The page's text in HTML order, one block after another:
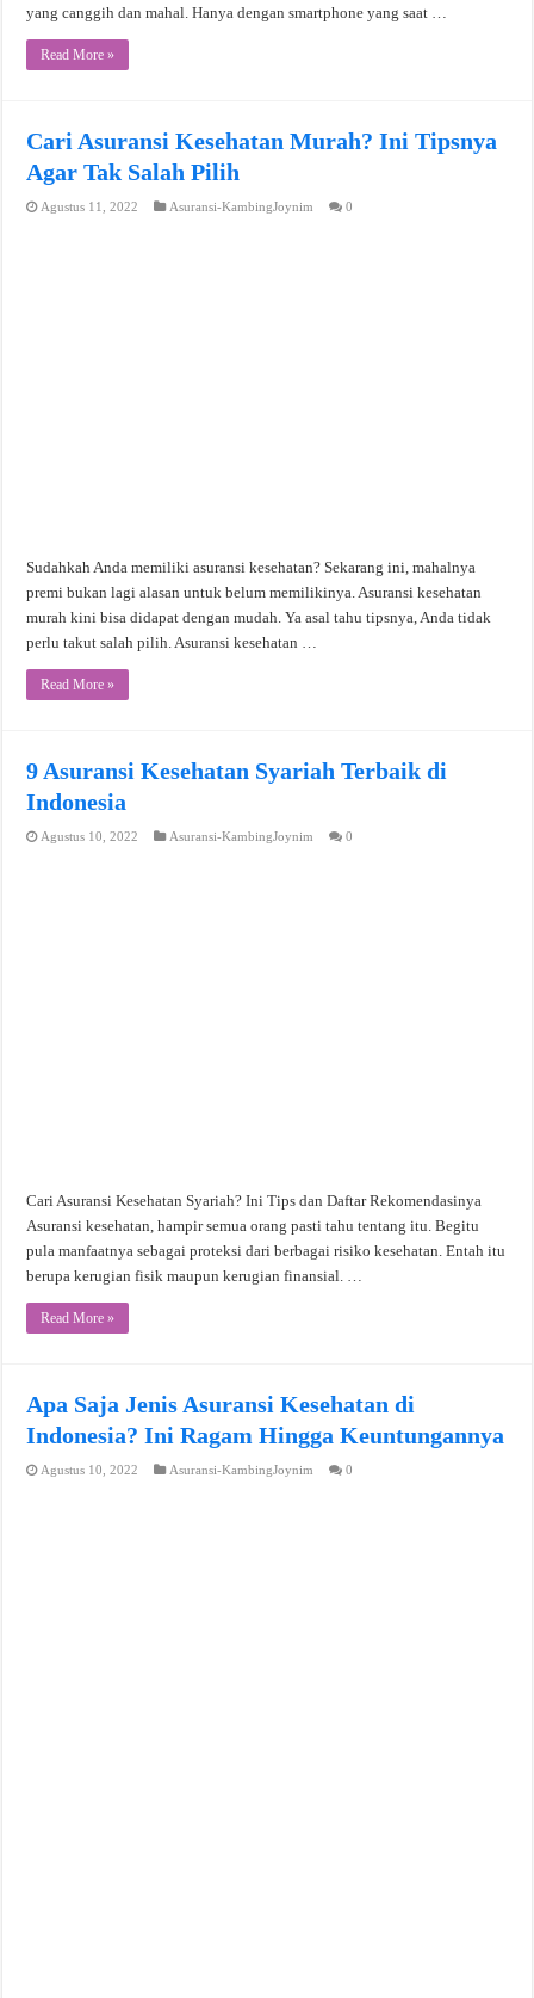
yang canggih dan mahal. Hanya dengan smartphone yang saat …
Read More »
Cari Asuransi Kesehatan Murah? Ini Tipsnya
Agar Tak Salah Pilih
Agustus 11, 2022 Asuransi-KambingJoynim 0
Sudahkah Anda memiliki asuransi kesehatan? Sekarang ini, mahalnya
premi bukan lagi alasan untuk belum memilikinya. Asuransi kesehatan
murah kini bisa didapat dengan mudah. Ya asal tahu tipsnya, Anda tidak
perlu takut salah pilih. Asuransi kesehatan …
Read More »
9 Asuransi Kesehatan Syariah Terbaik di
Indonesia
Agustus 10, 2022 Asuransi-KambingJoynim 0
Cari Asuransi Kesehatan Syariah? Ini Tips dan Daftar Rekomendasinya
Asuransi kesehatan, hampir semua orang pasti tahu tentang itu. Begitu
pula manfaatnya sebagai proteksi dari berbagai risiko kesehatan. Entah itu
berupa kerugian fisik maupun kerugian finansial. …
Read More »
Apa Saja Jenis Asuransi Kesehatan di
Indonesia? Ini Ragam Hingga Keuntungannya
Agustus 10, 2022 Asuransi-KambingJoynim 0